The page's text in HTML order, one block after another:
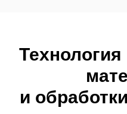
Технология
и